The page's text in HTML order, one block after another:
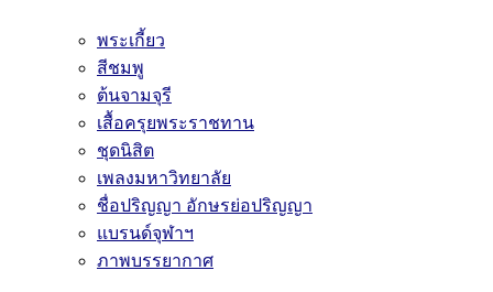
พระเกี้ยว
สีชมพู
ต้นจามจุรี
เสื้อครุยพระราชทาน
ชุดนิสิต
เพลงมหาวิทยาลัย
ชื่อปริญญา อักษรย่อปริญญา
แบรนด์จุฬาฯ
ภาพบรรยากาศ